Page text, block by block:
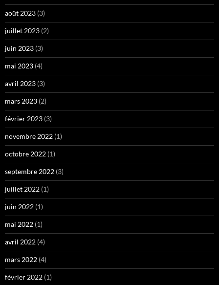
août 2023 (3)
juillet 2023 (2)
juin 2023 (3)
mai 2023 (4)
avril 2023 (3)
mars 2023 (2)
février 2023 (3)
novembre 2022 (1)
octobre 2022 (1)
septembre 2022 (3)
juillet 2022 (1)
juin 2022 (1)
mai 2022 (1)
avril 2022 (4)
mars 2022 (4)
février 2022 (1)